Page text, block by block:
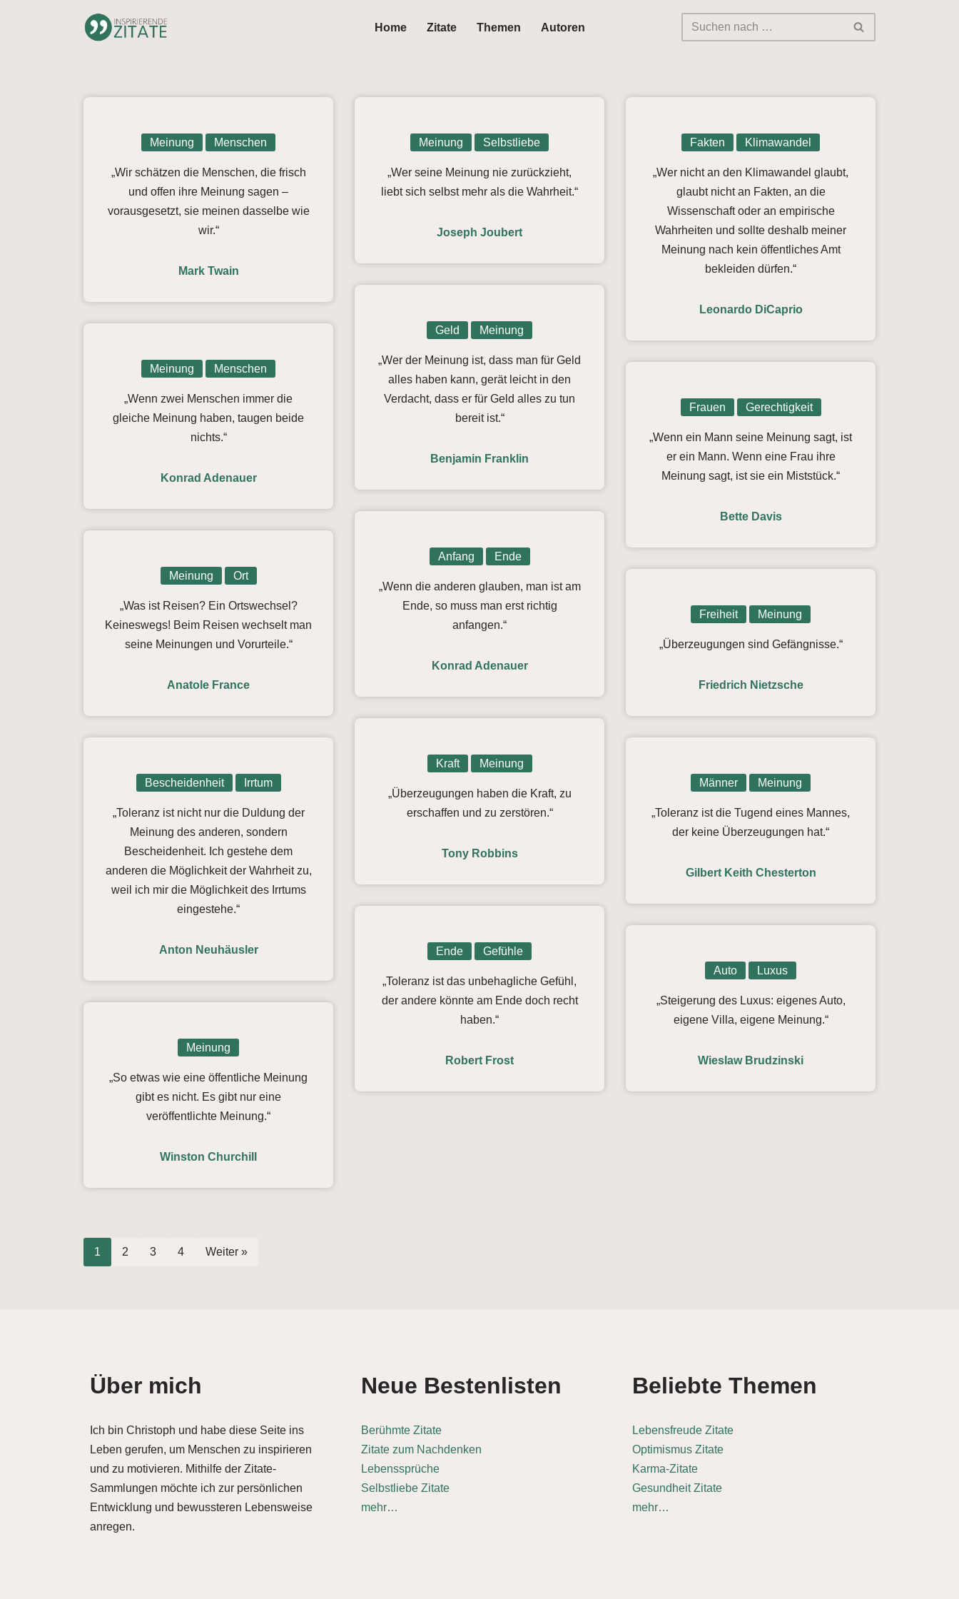
Home Zitate Themen Autoren
Meinung Menschen
„Wir schätzen die Menschen, die frisch
und offen ihre Meinung sagen –
vorausgesetzt, sie meinen dasselbe wie
wir.“
Mark Twain
Meinung Selbstliebe
„Wer seine Meinung nie zurückzieht,
liebt sich selbst mehr als die Wahrheit.“
Joseph Joubert
Fakten Klimawandel
„Wer nicht an den Klimawandel glaubt,
glaubt nicht an Fakten, an die
Wissenschaft oder an empirische
Wahrheiten und sollte deshalb meiner
Meinung nach kein öffentliches Amt
bekleiden dürfen.“
Leonardo DiCaprio
Geld
Meinung
„Wer der Meinung ist, dass man für Geld
alles haben kann, gerät leicht in den
Verdacht, dass er für Geld alles zu tun
bereit ist.“
Benjamin Franklin
Meinung Menschen
„Wenn zwei Menschen immer die
gleiche Meinung haben, taugen beide
nichts.“
Konrad Adenauer
Frauen Gerechtigkeit
„Wenn ein Mann seine Meinung sagt, ist
er ein Mann. Wenn eine Frau ihre
Meinung sagt, ist sie ein Miststück.“
Bette Davis
Anfang Ende
„Wenn die anderen glauben, man ist am
Ende, so muss man erst richtig
anfangen.“
Konrad Adenauer
Meinung Ort
„Was ist Reisen? Ein Ortswechsel?
Keineswegs! Beim Reisen wechselt man
seine Meinungen und Vorurteile.“
Anatole France
Freiheit Meinung
„Überzeugungen sind Gefängnisse.“
Friedrich Nietzsche
Kraft Meinung
„Überzeugungen haben die Kraft, zu
erschaffen und zu zerstören.“
Tony Robbins
Bescheidenheit Irrtum
„Toleranz ist nicht nur die Duldung der
Meinung des anderen, sondern
Bescheidenheit. Ich gestehe dem
anderen die Möglichkeit der Wahrheit zu,
weil ich mir die Möglichkeit des Irrtums
eingestehe.“
Anton Neuhäusler
Männer Meinung
„Toleranz ist die Tugend eines Mannes,
der keine Überzeugungen hat.“
Gilbert Keith Chesterton
Ende Gefühle
„Toleranz ist das unbehagliche Gefühl,
der andere könnte am Ende doch recht
haben.“
Robert Frost
Auto Luxus
„Steigerung des Luxus: eigenes Auto,
eigene Villa, eigene Meinung.“
Wieslaw Brudzinski
Meinung
„So etwas wie eine öffentliche Meinung
gibt es nicht. Es gibt nur eine
veröffentlichte Meinung.“
Winston Churchill
1 2 3 4 Weiter »
Über mich
Ich bin Christoph und habe diese Seite ins
Leben gerufen, um Menschen zu inspirieren
und zu motivieren. Mithilfe der Zitate-
Sammlungen möchte ich zur persönlichen
Entwicklung und bewussteren Lebensweise
anregen.
Neue Bestenlisten
Berühmte Zitate
Zitate zum Nachdenken
Lebenssprüche
Selbstliebe Zitate
mehr…
Beliebte Themen
Lebensfreude Zitate
Optimismus Zitate
Karma-Zitate
Gesundheit Zitate
mehr…